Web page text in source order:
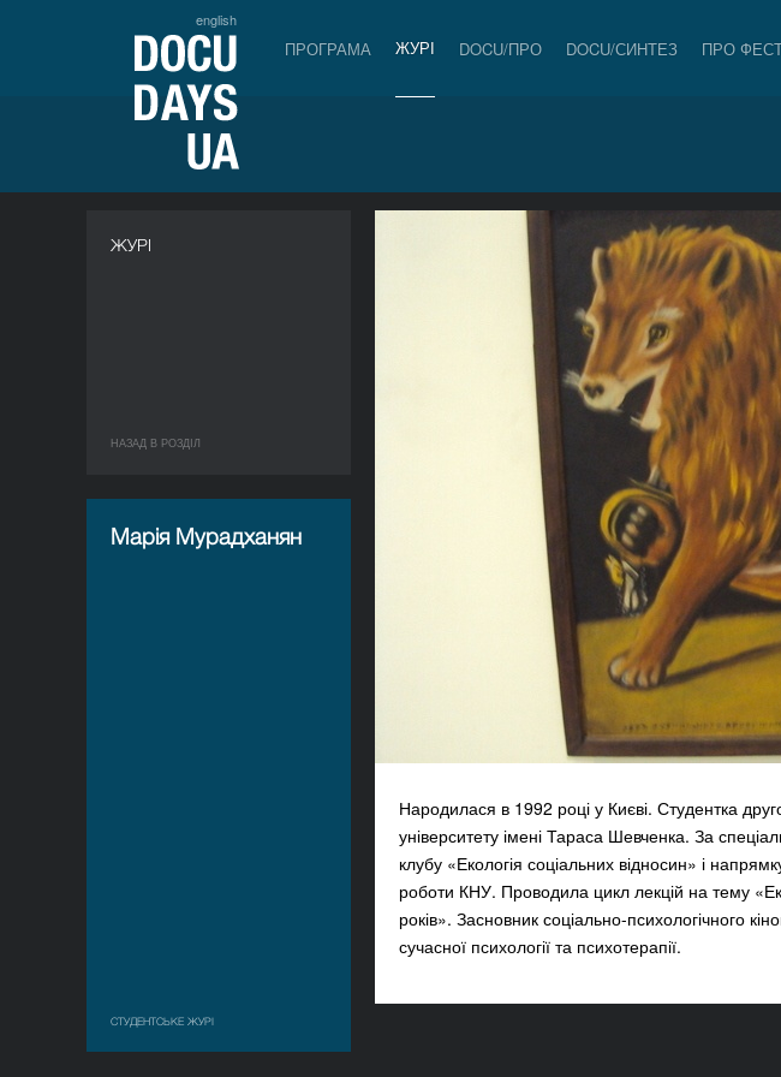
english
ПРОГРАМА ЖУРІ DOCU/ПРО DOCU/СИНТЕЗ ПРО
ЖУРІ
НАЗАД В РОЗДIЛ
Марія Мурадханян
СТУДЕНТСЬКЕ ЖУРІ
Народилася в 1992 році у Києві. Студентка
університету імені Тараса Шевченка. За
клубу «Екологія соціальних відносин» і
роботи КНУ. Проводила цикл лекцій на тему
років». Засновник соціально-психологічного
сучасної психології та психотерапії.